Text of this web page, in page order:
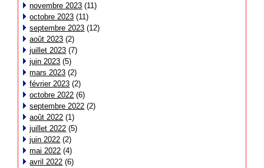
novembre 2023 (11)
octobre 2023 (11)
septembre 2023 (12)
août 2023 (2)
juillet 2023 (7)
juin 2023 (5)
mars 2023 (2)
février 2023 (2)
octobre 2022 (6)
septembre 2022 (2)
août 2022 (1)
juillet 2022 (5)
juin 2022 (2)
mai 2022 (4)
avril 2022 (6)